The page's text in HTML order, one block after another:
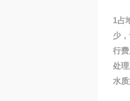
1占
少
行
处
水